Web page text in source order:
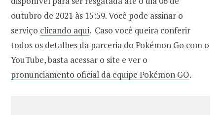
outubro de 2021 às 15:59. Você pode assinar o
serviço clicando aqui. Caso você queira conferir
todos os detalhes da parceria do Pokémon Go com o
YouTube, basta acessar o site e ver o
pronunciamento oficial da equipe Pokémon GO.